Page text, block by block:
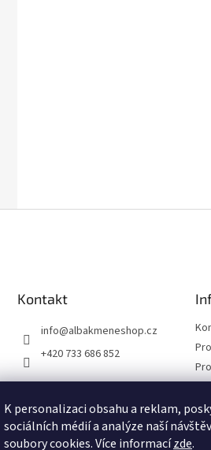
K personalizaci obsahu a reklam,
sociálních médií a analýze naší
soubory cookies. Více informacízde.
Kontakt
info@albakmeneshop.cz
+420 733 686 852
O